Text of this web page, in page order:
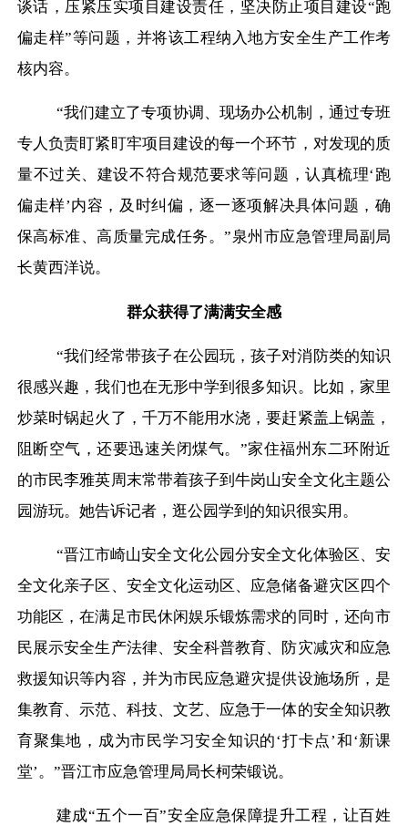
谈话，压紧压实项目建设责任，坚决防止项目建设“跑
偏走样”等问题，并将该工程纳入地方安全生产工作考
核内容。
“我们建立了专项协调、现场办公机制，通过专班
专人负责盯紧盯牢项目建设的每一个环节，对发现的质
量不过关、建设不符合规范要求等问题，认真梳理‘跑
偏走样’内容，及时纠偏，逐一逐项解决具体问题，确
保高标准、高质量完成任务。”泉州市应急管理局副局
长黄西洋说。
群众获得了满满安全感
“我们经常带孩子在公园玩，孩子对消防类的知识
很感兴趣，我们也在无形中学到很多知识。比如，家里
炒菜时锅起火了，千万不能用水浇，要赶紧盖上锅盖，
阻断空气，还要迅速关闭煤气。”家住福州东二环附近
的市民李雅英周末常带着孩子到牛岗山安全文化主题公
园游玩。她告诉记者，逛公园学到的知识很实用。
“晋江市崎山安全文化公园分安全文化体验区、安
全文化亲子区、安全文化运动区、应急储备避灾区四个
功能区，在满足市民休闲娱乐锻炼需求的同时，还向市
民展示安全生产法律、安全科普教育、防灾减灾和应急
救援知识等内容，并为市民应急避灾提供设施场所，是
集教育、示范、科技、文艺、应急于一体的安全知识教
育聚集地，成为市民学习安全知识的‘打卡点’和‘新课
堂’。”晋江市应急管理局局长柯荣锻说。
建成“五个一百”安全应急保障提升工程，让百姓